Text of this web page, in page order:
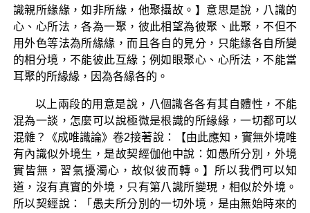
識親所緣緣，如非所緣，他聚攝故。】意思是說，八識的
心、心所法，各為一聚，彼此相望為彼聚、此聚，不但不
用外色等法為所緣緣，而且各自的見分，只能緣各自所變
的相分境，不能彼此互緣；例如眼聚心、心所法，不能當
耳聚的所緣緣，因為各緣各的。
以上兩段的用意是說，八個識各各有其自體性，不能
混為一談，怎麼可以說極微是根識的所緣緣，一切都可以
混雜？《成唯識論》卷2接著說：【由此應知，實無外境唯
有內識似外境生，是故契經伽他中說：如愚所分別，外境
實皆無，習氣擾濁心，故似彼而轉。】所以我們可以知
道，沒有真實的外境，只有第八識所變現，相似於外境。
所以契經說：「愚夫所分別的一切外境，是由無始時來的